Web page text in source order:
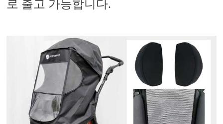
로 출고 가능합니다.